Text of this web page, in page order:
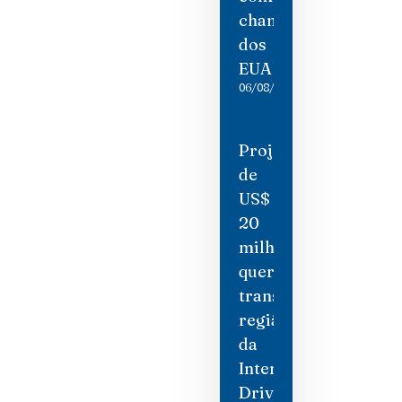
chantagem
dos
EUA
06/08/2026
Projeto
de
US$
20
milhões
quer
transformar
região
da
International
Drive